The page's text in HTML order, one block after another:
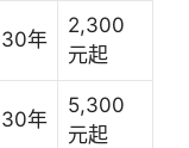
30年
2,300
元起
30年
5,300
元起